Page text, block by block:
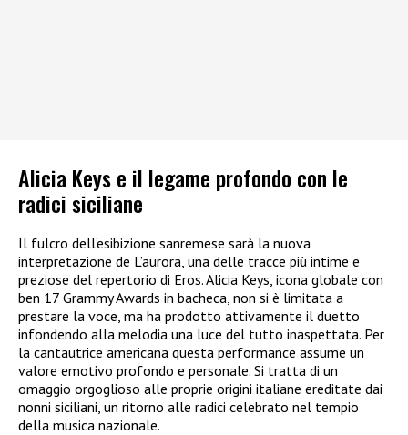
Alicia Keys e il legame profondo con le
radici siciliane
Il fulcro dell’esibizione sanremese sarà la nuova
interpretazione de L’aurora, una delle tracce più intime e
preziose del repertorio di Eros. Alicia Keys, icona globale con
ben 17 Grammy Awards in bacheca, non si è limitata a
prestare la voce, ma ha prodotto attivamente il duetto
infondendo alla melodia una luce del tutto inaspettata. Per
la cantautrice americana questa performance assume un
valore emotivo profondo e personale. Si tratta di un
omaggio orgoglioso alle proprie origini italiane ereditate dai
nonni siciliani, un ritorno alle radici celebrato nel tempio
della musica nazionale.